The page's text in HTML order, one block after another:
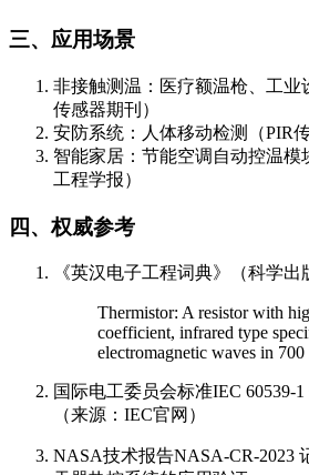
三、应用场景
非接触测温：医疗额温枪、工业
传感器期刊）
安防系统：人体移动检测（PIR
智能家居：节能空调自动控温模
工程学报）
四、权威参考
《英汉电子工程词典》（科学出
Thermistor: A resistor with
coefficient, infrared type
electromagnetic waves in
国际电工委员会标准IEC 60539-
（来源：IEC官网）
NASA技术报告NASA-CR-2023